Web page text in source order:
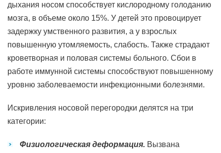
дыхания носом способствует кислородному голоданию
мозга, в объеме около 15%. У детей это провоцирует
задержку умственного развития, а у взрослых
повышенную утомляемость, слабость. Также страдают
кроветворная и половая системы больного. Сбои в
работе иммунной системы способствуют повышенному
уровню заболеваемости инфекционными болезнями.
Искривления носовой перегородки делятся на три
категории:
Физиологическая деформация. Вызвана